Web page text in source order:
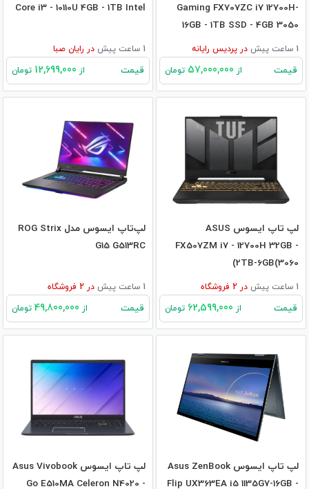
Gaming FX707ZC i7 12700H-
16GB - 1TB SSD - 4GB 3050
1 ساعت پیش در پردیس رایانه
قیمت از تومان
Core i3 - 10110U 4GB - 1TB Intel
1 ساعت پیش در رایان صبا
قیمت از تومان
لپ تاپ ایسوس ASUS
FX507ZM i7 - 12700H 32GB -
2TB-6GB(3060)
1 ساعت پیش در فروشگاه
قیمت از تومان
لپ‌تاپ ایسوس مدل ROG Strix
G15 G513RC
1 ساعت پیش در فروشگاه
قیمت از تومان
لپ تاپ ایسوس Asus ZenBook
Flip UX363EA i5 1135G7-16GB -
لپ تاپ ایسوس Asus Vivobook
Go E510MA Celeron N4020 -